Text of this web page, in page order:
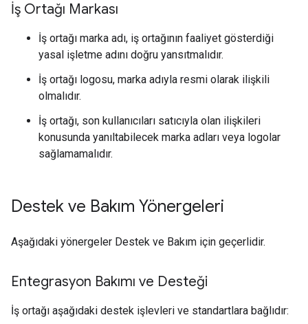
İş Ortağı Markası
İş ortağı marka adı, iş ortağının faaliyet gösterdiği
yasal işletme adını doğru yansıtmalıdır.
İş ortağı logosu, marka adıyla resmi olarak ilişkili
olmalıdır.
İş ortağı, son kullanıcıları satıcıyla olan ilişkileri
konusunda yanıltabilecek marka adları veya logolar
sağlamamalıdır.
Destek ve Bakım Yönergeleri
Aşağıdaki yönergeler Destek ve Bakım için geçerlidir.
Entegrasyon Bakımı ve Desteği
İş ortağı aşağıdaki destek işlevleri ve standartlara bağlıdır: